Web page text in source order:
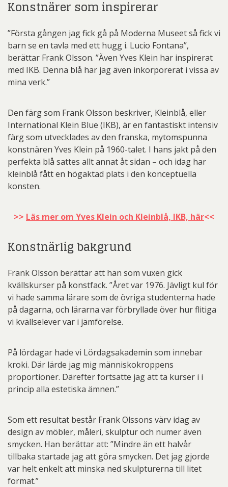
Konstnärer som inspirerar
”Första gången jag fick gå på Moderna Museet så fick vi
barn se en tavla med ett hugg i. Lucio Fontana”,
berättar Frank Olsson. ”Även Yves Klein har inspirerat
med IKB. Denna blå har jag även inkorporerat i vissa av
mina verk.”
Den färg som Frank Olsson beskriver, Kleinblå, eller
International Klein Blue (IKB), är en fantastiskt intensiv
färg som utvecklades av den franska, mytomspunna
konstnären Yves Klein på 1960-talet. I hans jakt på den
perfekta blå sattes allt annat åt sidan – och idag har
kleinblå fått en högaktad plats i den konceptuella
konsten.
>> Läs mer om Yves Klein och Kleinblå, IKB, här<<
Konstnärlig bakgrund
Frank Olsson berättar att han som vuxen gick
kvällskurser på konstfack. ”Året var 1976. Jävligt kul för
vi hade samma lärare som de övriga studenterna hade
på dagarna, och lärarna var förbryllade över hur flitiga
vi kvällselever var i jämförelse.
På lördagar hade vi Lördagsakademin som innebar
kroki. Där lärde jag mig människokroppens
proportioner. Därefter fortsatte jag att ta kurser i i
princip alla estetiska ämnen.”
Som ett resultat består Frank Olssons värv idag av
design av möbler, måleri, skulptur och numer även
smycken. Han berättar att: ”Mindre än ett halvår
tillbaka startade jag att göra smycken. Det jag gjorde
var helt enkelt att minska ned skulpturerna till litet
format.”